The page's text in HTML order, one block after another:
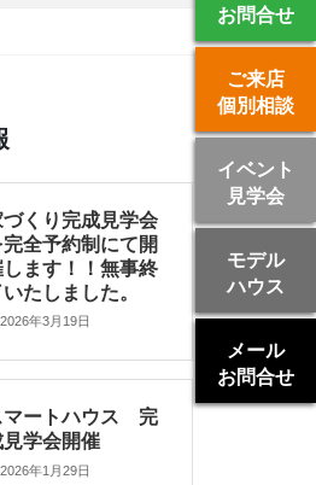
くり完成見学会
全予約制にて開
ます！！無事終
たしました。
2026年3月19日
マートハウス 完
学会開催
2026年1月29日
お問合せ
ご来店
個別相談
イベント
見学会
モデル
ハウス
メール
お問合せ